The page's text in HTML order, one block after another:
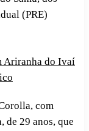
(PRE)
Ariranha do Ivaí
com
de 29 anos, que